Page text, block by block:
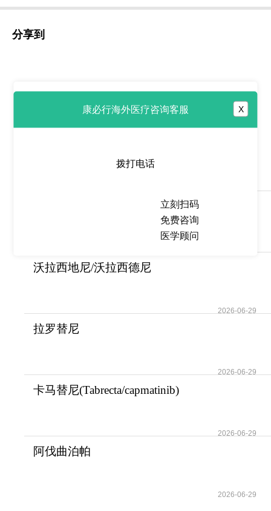
分享到
热点推荐
(Sparsentan)是一种口服
拉泽替尼/兰泽替尼(Leclaza)为
沃拉西地尼/沃拉西德尼
2026-06-29
拉罗替尼
2026-06-29
卡马替尼(Tabrecta/capmatinib)
2026-06-29
阿伐曲泊帕
2026-06-29
康必行海外医疗咨询客服 X
拨打电话
立刻扫码
免费咨询
医学顾问